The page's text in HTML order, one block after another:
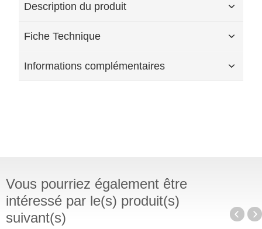
Description du produit
Fiche Technique
Informations complémentaires
Vous pourriez également être
intéressé par le(s) produit(s)
suivant(s)